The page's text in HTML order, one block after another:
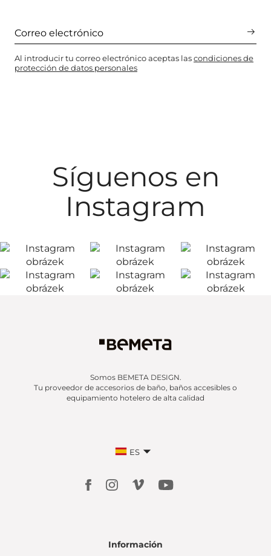
Al introducir tu correo electrónico aceptas lascondiciones de
protección de datos personales
Síguenos en
Instagram
Somos BEMETA DESIGN.
Tu proveedor de accesorios de baño, baños accesibles o
equipamiento hotelero de alta calidad
ES
Información